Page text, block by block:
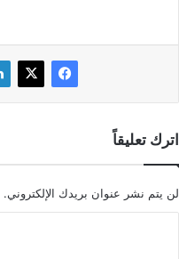
اترك تعليقاً
لن يتم نشر عنوان بريدك الإلكتروني.